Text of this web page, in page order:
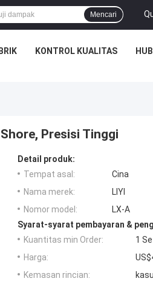
Mencari
KONTROL KUALITAS
Presisi Tinggi
Detail produk:
Tempat asal:
Cina
Nama merek:
LIYI
Nomor model:
LX-A
Syarat-syarat pembayaran &
Kuantitas min Order:
1
Harga:
Kemasan rincian: